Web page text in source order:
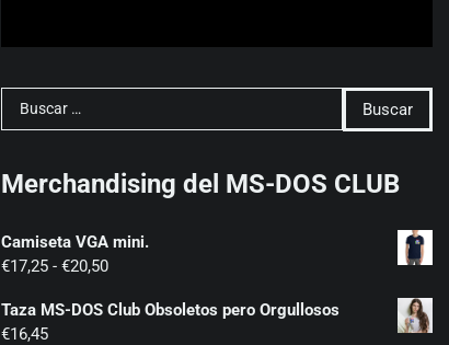
Buscar:
Merchandising del MS-DOS CLUB
Camiseta VGA mini.
€17,25 - €20,50Rango
precios:
Taza MS-DOS Club Obsoletos pero Orgullosos
€16,45